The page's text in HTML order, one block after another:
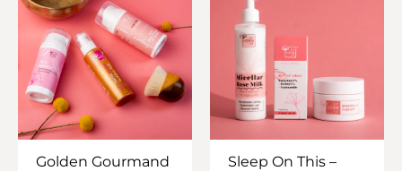
Golden Gourmand
Sleep On This –